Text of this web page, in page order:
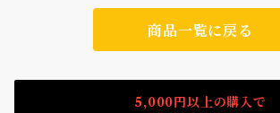
商品一覧に戻る
5,000円以上の購入で